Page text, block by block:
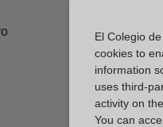
El Colegio
cookies to
information
uses third-
activity on
You can